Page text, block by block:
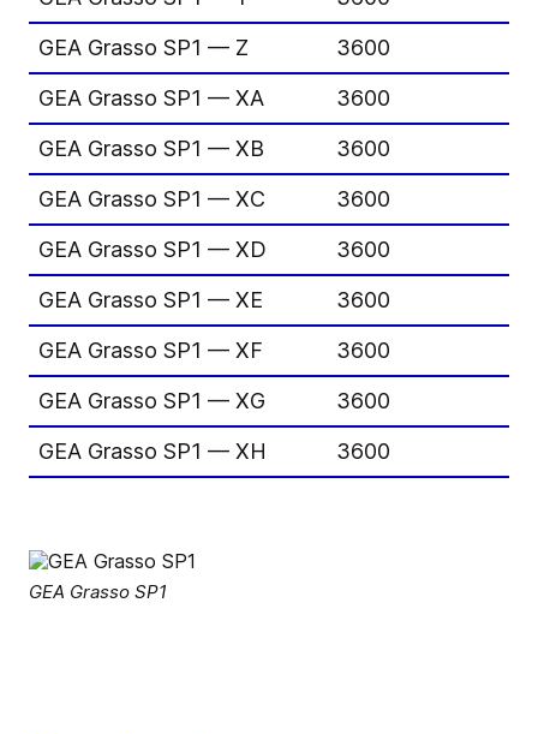
GEA Grasso SP1 — Z
3600
GEA Grasso SP1 — XA
3600
GEA Grasso SP1 — XB
3600
GEA Grasso SP1 — XC
3600
GEA Grasso SP1 — XD
3600
GEA Grasso SP1 — XE
3600
GEA Grasso SP1 — XF
3600
GEA Grasso SP1 — XG
3600
GEA Grasso SP1 — XH
3600
GEA Grasso SP1